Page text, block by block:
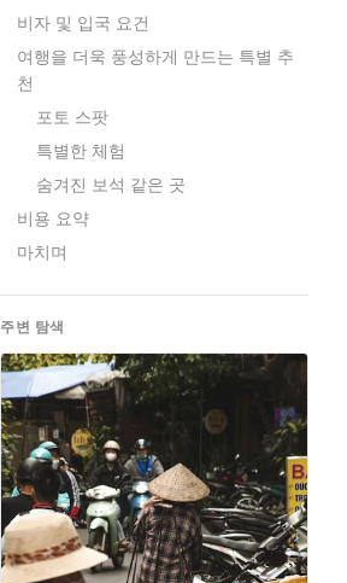
비자 및 입국 요건
여행을 더욱 풍성하게 만드는 특별 추
천
포토 스팟
특별한 체험
숨겨진 보석 같은 곳
비용 요약
마치며
주변 탐색